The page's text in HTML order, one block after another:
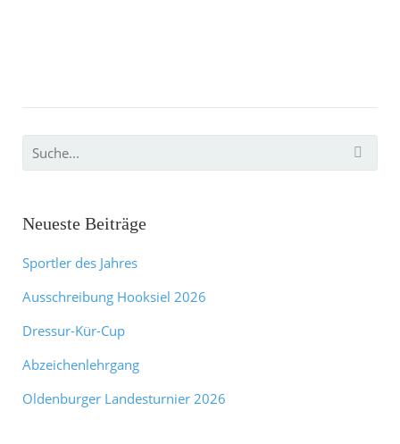
Neueste Beiträge
Sportler des Jahres
Ausschreibung Hooksiel 2026
Dressur-Kür-Cup
Abzeichenlehrgang
Oldenburger Landesturnier 2026